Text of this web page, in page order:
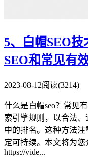
5、白帽SEO
SEO和常见有
2023-08-12阅读(3214)
什么是白帽seo？常见
索引擎规则，以合法
中的排名。这种方法
定可持续。本文将为您
https://vide...